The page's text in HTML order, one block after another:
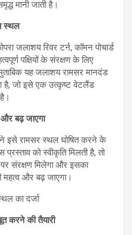
मानी जाती है।
स्थल
जलाशय रिवर टर्न, कॉमन पोचार्ड
पक्षियों के संरक्षण के लिए
यह जलाशय रामसर मानदंड
है, जो इसे एक उत्कृष्ट वेटलैंड
और बढ़ जाएगा
इसे रामसर स्थल घोषित करने के
को स्वीकृति मिलती है, तो
संरक्षण मिलेगा और इसका
महत्व और बढ़ जाएगा।
करने की तैयारी